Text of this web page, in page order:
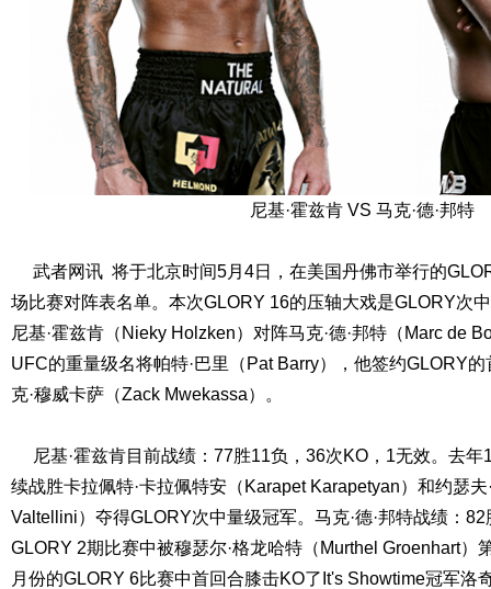
尼基·霍兹肯 VS 马克·德·邦特
武者网讯 将于北京时间5月4日，在美国丹佛市举行的
场比赛对阵表名单。本次GLORY 16的压轴大戏是GLORY次
尼基·霍兹肯（Nieky Holzken）对阵马克·德·邦特（Marc de
UFC的重量级名将帕特·巴里（Pat Barry），他签约GLORY
克·穆威卡萨（Zack Mwekassa）。
尼基·霍兹肯目前战绩：77胜11负，36次KO，1无效。去年
续战胜卡拉佩特·卡拉佩特安（Karapet Karapetyan）和约瑟
Valtellini）夺得GLORY次中量级冠军。马克·德·邦特战绩：
GLORY 2期比赛中被穆瑟尔·格龙哈特（Murthel Groenhart）
月份的GLORY 6比赛中首回合膝击KO了It's Showtime冠军洛